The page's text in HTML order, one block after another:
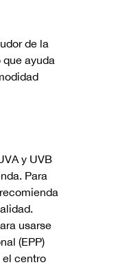
de la
ayuda
y UVB
Para
usarse
(EPP)
el centro